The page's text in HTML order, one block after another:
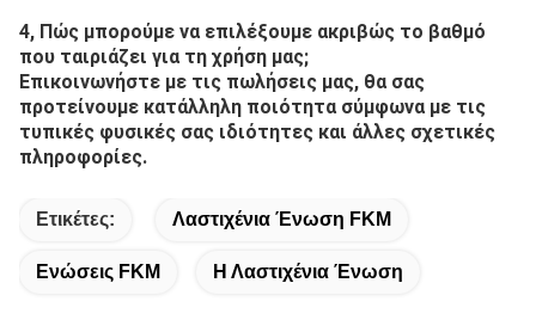
που ταιριάζει για τη χρήση μας;
Επικοινωνήστε με τις πωλήσεις μας, θα σας
προτείνουμε κατάλληλη ποιότητα σύμφωνα με τις
τυπικές φυσικές σας ιδιότητες και άλλες σχετικές
πληροφορίες.